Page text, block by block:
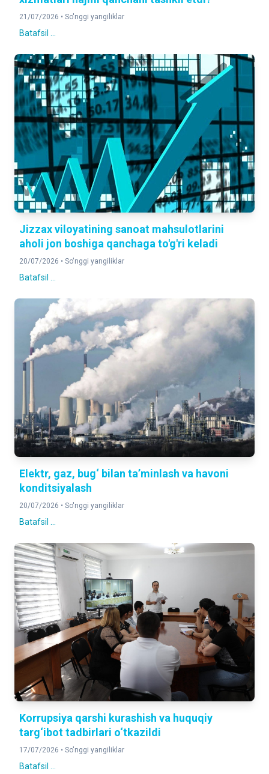
21/07/2026 • So'nggi yangiliklar
Batafsil ...
Jizzax viloyatining sanoat mahsulotlarini
aholi jon boshiga qanchaga to'g'ri keladi
20/07/2026 • So'nggi yangiliklar
Batafsil ...
Elektr, gaz, bug‘ bilan ta’minlash va havoni
konditsiyalash
20/07/2026 • So'nggi yangiliklar
Batafsil ...
Korrupsiya qarshi kurashish va huquqiy
targ‘ibot tadbirlari o‘tkazildi
17/07/2026 • So'nggi yangiliklar
Batafsil ...